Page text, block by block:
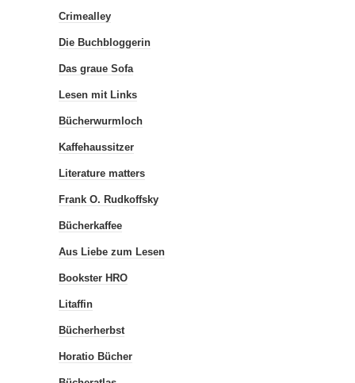
Crimealley
Die Buchbloggerin
Das graue Sofa
Lesen mit Links
Bücherwurmloch
Kaffehaussitzer
Literature matters
Frank O. Rudkoffsky
Bücherkaffee
Aus Liebe zum Lesen
Bookster HRO
Litaffin
Bücherherbst
Horatio Bücher